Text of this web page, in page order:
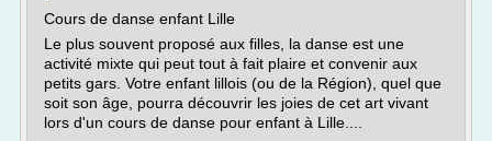
Cours de danse enfant Lille
Le plus souvent proposé aux filles, la danse est une
activité mixte qui peut tout à fait plaire et convenir aux
petits gars. Votre enfant lillois (ou de la Région), quel que
soit son âge, pourra découvrir les joies de cet art vivant
lors d'un cours de danse pour enfant à Lille....